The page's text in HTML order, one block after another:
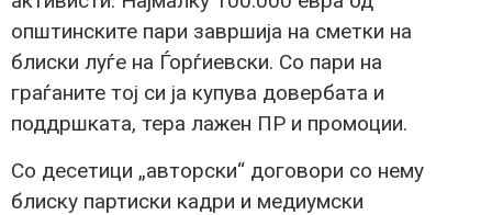
општинските пари завршија на сметки на
блиски луѓе на Ѓорѓиевски. Со пари на
граѓаните тој си ја купува довербата и
поддршката, тера лажен ПР и промоции.
Со десетици „авторски“ договори со нему
блиску партиски кадри и медиумски